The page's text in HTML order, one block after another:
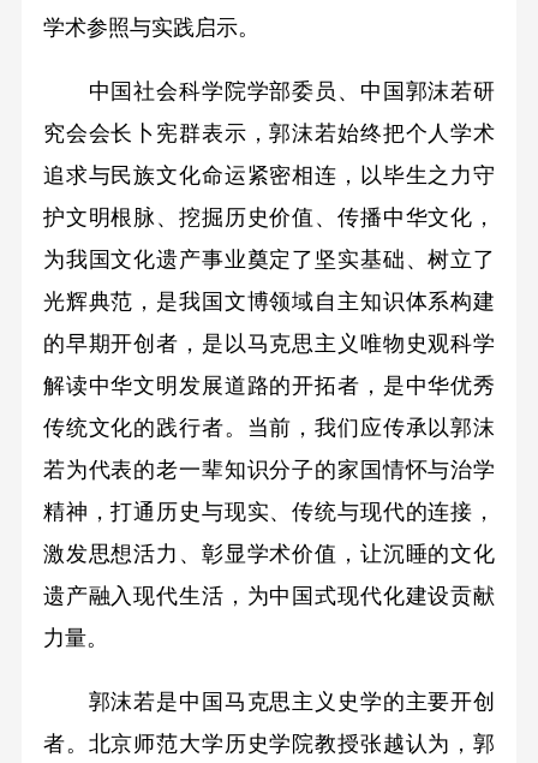
学术参照与实践启示。
中国社会科学院学部委员、中国郭沫若研
究会会长卜宪群表示，郭沫若始终把个人学术
追求与民族文化命运紧密相连，以毕生之力守
护文明根脉、挖掘历史价值、传播中华文化，
为我国文化遗产事业奠定了坚实基础、树立了
光辉典范，是我国文博领域自主知识体系构建
的早期开创者，是以马克思主义唯物史观科学
解读中华文明发展道路的开拓者，是中华优秀
传统文化的践行者。当前，我们应传承以郭沫
若为代表的老一辈知识分子的家国情怀与治学
精神，打通历史与现实、传统与现代的连接，
激发思想活力、彰显学术价值，让沉睡的文化
遗产融入现代生活，为中国式现代化建设贡献
力量。
郭沫若是中国马克思主义史学的主要开创
者。北京师范大学历史学院教授张越认为，郭